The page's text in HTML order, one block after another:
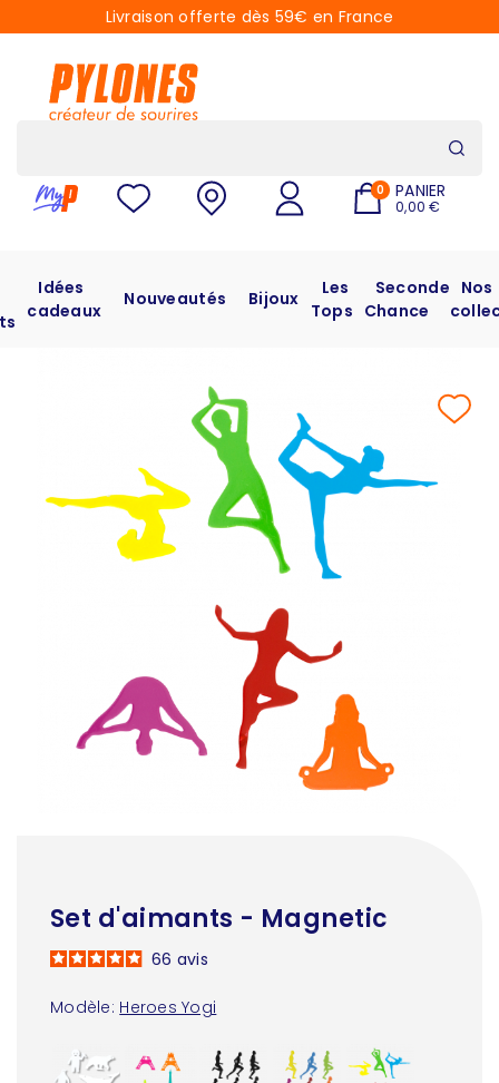
Livraison offerte dès 59€ en France
0 PANIER
0,00 €
Idées
cadeaux
Nouveautés Bijoux
Les
Tops
Seconde
Chance
Nos
Set d'aimants - Magnetic
Modèle: Heroes Yogi
66 avis